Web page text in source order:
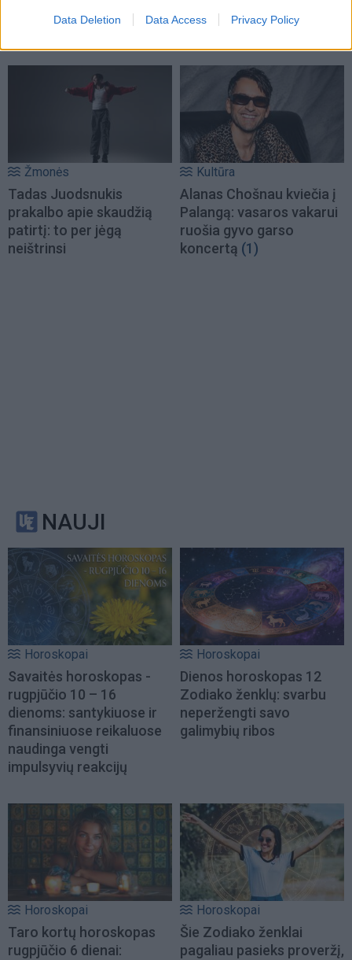
Data Deletion Data Access Privacy Policy
Vyšniauskas ir
remiksuotas Čiurlionis
Žmonės
Tadas Juodsnukis
prakalbo apie skaudžią
patirtį: to per jėgą
neištrinsi
Kultūra
Alanas Chošnau kviečia į
Palangą: vasaros vakarui
ruošia gyvo garso
koncertą (1)
NAUJI
Horoskopai
Savaitės horoskopas -
rugpjūčio 10 – 16
dienoms: santykiuose ir
finansiniuose reikaluose
naudinga vengti
impulsyvių reakcijų
Horoskopai
Dienos horoskopas 12
Zodiako ženklų: svarbu
neperžengti savo
galimybių ribos
Horoskopai
Taro kortų horoskopas
rugpjūčio 6 dienai:
Horoskopai
Šie Zodiako ženklai
pagaliau pasieks proveržį,